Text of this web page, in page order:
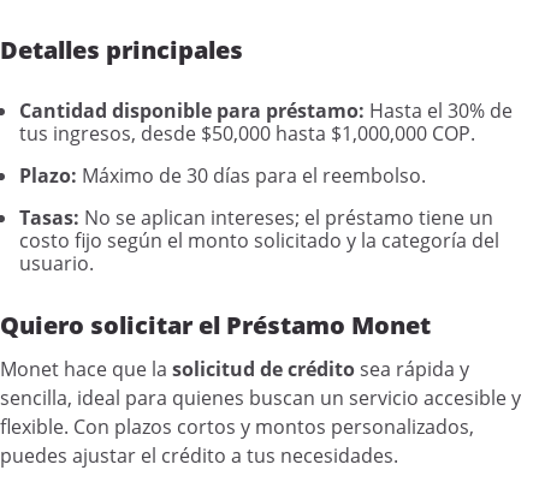
Detalles principales
Cantidad disponible para préstamo: Hasta el 30% de
tus ingresos, desde $50,000 hasta $1,000,000 COP.
Plazo: Máximo de 30 días para el reembolso.
Tasas: No se aplican intereses; el préstamo tiene un
costo fijo según el monto solicitado y la categoría del
usuario.
Quiero solicitar el Préstamo Monet
Monet hace que la solicitud de créditosea rápida y
sencilla, ideal para quienes buscan un servicio accesible y
flexible. Con plazos cortos y montos personalizados,
puedes ajustar el crédito a tus necesidades.